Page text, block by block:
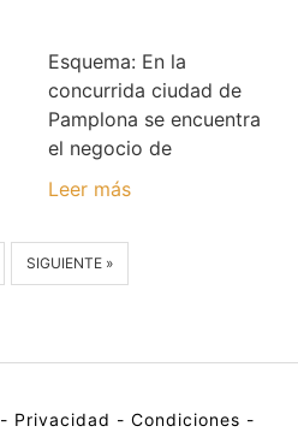
Esquema: En la
concurrida ciudad de
Pamplona se encuentra
el negocio de
Leer más
SIGUIENTE »
- Privacidad - Condiciones -